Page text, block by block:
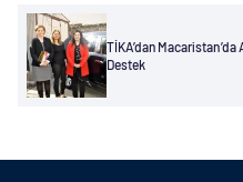
TİKA’dan
Destek